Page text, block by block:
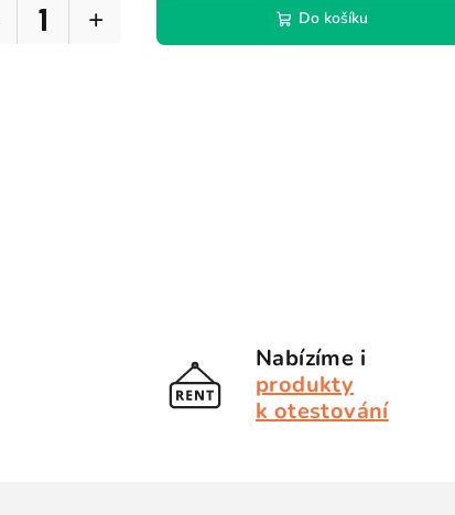
+ Do košíku
Nabízíme i
produkty
k otestování